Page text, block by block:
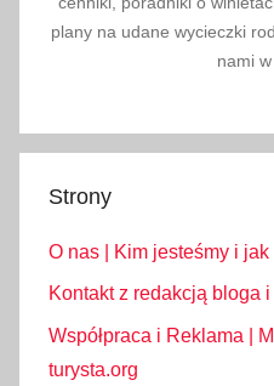
plany na udane wycieczki
nami
Strony
O nas | Kim jesteśmy i
Kontakt z redakcją bloga
Współpraca i Reklama |
turysta.org